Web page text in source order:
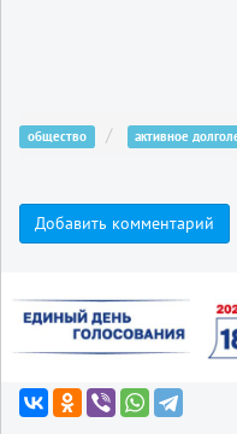
общество активное
Добавить комментарий